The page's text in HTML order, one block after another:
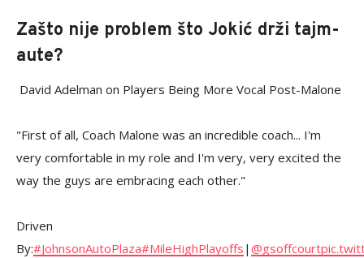
Zašto nije problem što Jokić drži tajm-
aute?
️ David Adelman on Players Being More Vocal Post-Malone
"First of all, Coach Malone was an incredible coach... I'm
very comfortable in my role and I'm very, very excited the
way the guys are embracing each other."
Driven
By:#JohnsonAutoPlaza#MileHighPlayoffs | @gsoffcourt